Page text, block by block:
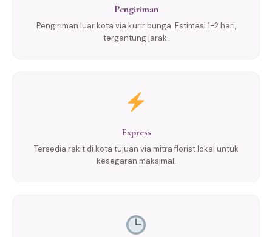
Pengiriman
Pengiriman luar kota via kurir bunga. Estimasi 1-2 hari,
tergantung jarak.
Express
Tersedia rakit di kota tujuan via mitra florist lokal untuk
kesegaran maksimal.